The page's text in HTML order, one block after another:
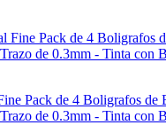
Pack de 4 Boligrafos de
de 0.3mm - Tinta con